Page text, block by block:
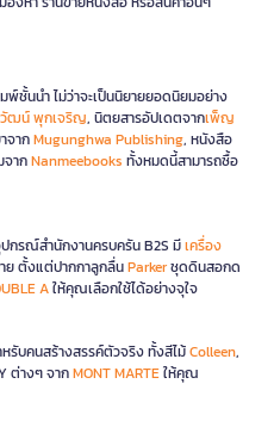
ชั้นนำ ไม่ว่าจะเป็นนิยายยอดนิยมอย่าง
ฒน์ พุกเจริญ, นิตยสารอัปเดตจากเพ็ญ
จากMugunghwa Publishing, หนังสือ
ากNanmeebooks ทั้งหมดนี้สามารถซื้อ
กรณ์สำนักงานครบครัน B2S มีเครื่อง
ย ตั้งแต่ปากกาลูกลื่นParkerชุดดินสอกด
Aให้คุณเลือกใช้ได้อย่างจุใจ
หรับคนสร้างสรรค์ตัวจริง ทั้งสีไม้Colleen,
ต่างๆ จากMONT MARTEให้คุณ